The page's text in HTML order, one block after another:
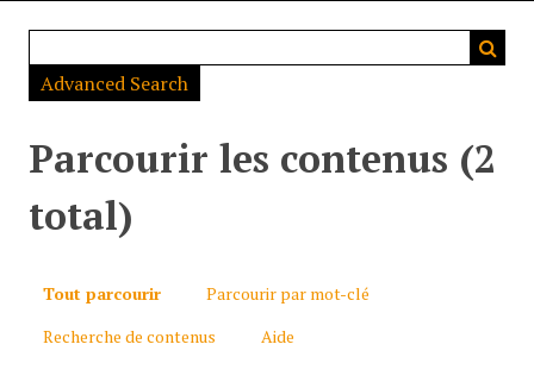
Advanced Search
Parcourir les contenus (2
total)
Tout parcourir
Parcourir par mot-clé
Recherche de contenus
Aide